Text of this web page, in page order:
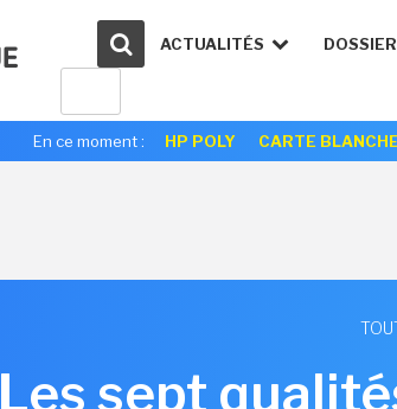
ACTUALITÉS
En ce moment : HP POLY CARTE BLANCHE
Les sept